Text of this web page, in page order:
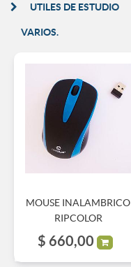
UTILES DE ESTUDIO
VARIOS.
MOUSE INALAMBRICO
RIPCOLOR
$ 660,00